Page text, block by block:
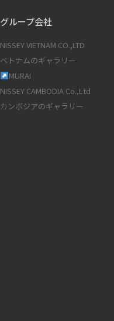
グループ会社
NISSEY VIETNAM CO.,LTD
ベトナムのギャラリー
MURAI
NISSEY CAMBODIA Co.,Ltd
カンボジアのギャラリー